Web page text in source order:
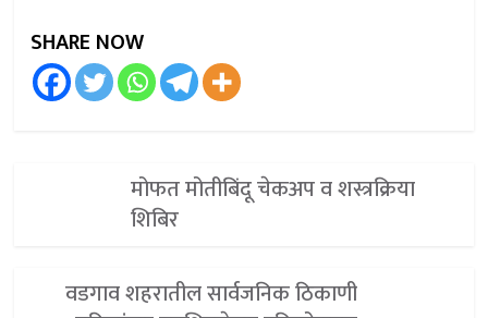
SHARE NOW
मोफत मोतीबिंदू चेकअप व शस्त्रक्रिया
शिबिर
वडगाव शहरातील सार्वजनिक ठिकाणी